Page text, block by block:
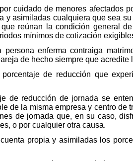
cuidado de menores afectados
y asimiladas cualquiera que sea
reúnan la condición general
mínimos de cotización
enferma contraiga
de hecho siempre que
de reducción que
de reducción de jornada se
de la misma empresa y centro
de jornada que, en su caso,
o por cualquier otra causa.
propia y asimiladas los